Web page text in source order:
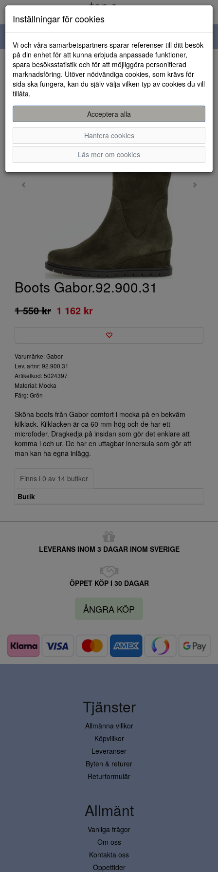
navigation
HEM
Boots Gabor.92.900.31
1 550 kr 1 162 kr
Varumärke: Gabor
Lev. artnr: 92.900.31
Artikelkod: 5024397
Material: Mocka
Färg: Grön
Sköna boots från Gabor comfort i mocka på en bekväm
kilklack. Kilklacken är ca 60 mm hög och de har ett
microfoder. Dragkedja på insidan som gör det enklare att
komma i och ur. De har en uttagbar innersula som gör att
man kan ha egna inlägg.
Finns i 0 av 14 butiker
Butik
LEVERANS INOM 3 DAGAR INOM SVERIGE
ÖPPET KÖP I 30 DAGAR
ÅNGRA KÖP
Inställningar för cookies
Vi och våra samarbetspartners sparar referenser till ditt besök
på din enhet för att kunna erbjuda anpassade funktioner,
spara besöksstatistik och för att möjliggöra personifierad
marknadsföring. Utöver nödvändiga cookies, som krävs för
sida ska fungera, kan du själv välja vilken typ av cookies du vill
tillåta.
Acceptera alla
Hantera cookies
Läs mer om cookies
Tjänster
Allmänna villkor
Köpvillkor
Leveranser
Byten & returer
Returformulär
Allmänt
Vanliga frågor
Om oss
Kontakta oss
Öppettider